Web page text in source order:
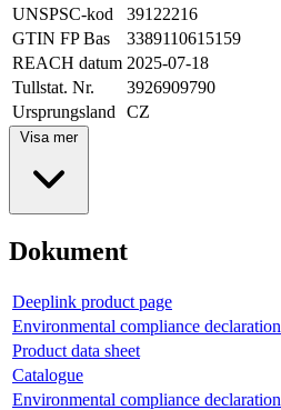
UNSPSC-kod
39122216
GTIN FP Bas
3389110615159
REACH datum 2025-07-18
Tullstat. Nr.
3926909790
Ursprungsland
CZ
Visa mer
Dokument
Deeplink product page
Environmental compliance declaration
Product data sheet
Catalogue
Environmental compliance declaration